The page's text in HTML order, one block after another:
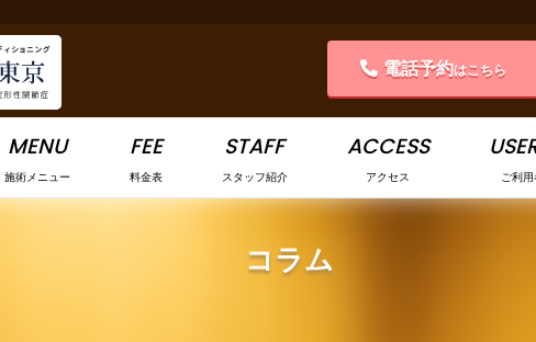
電話予約はこちら
MENU
施術メニュー
FEE
料金表
STAFF
スタッフ紹介
ACCESS
アクセス ご利
コラム